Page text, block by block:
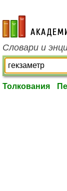
academic.ru
Словари и
Толкования